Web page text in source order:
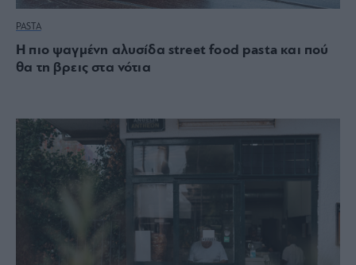
PASTA
Η πιο ψαγμένη αλυσίδα street food pasta και πού
θα τη βρεις στα νότια